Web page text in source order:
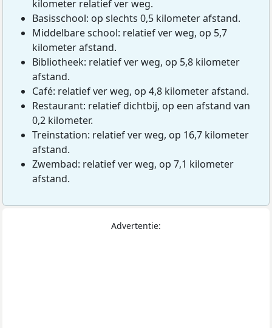
kilometer relatief ver weg.
Basisschool: op slechts 0,5 kilometer afstand.
Middelbare school: relatief ver weg, op 5,7
kilometer afstand.
Bibliotheek: relatief ver weg, op 5,8 kilometer
afstand.
Café: relatief ver weg, op 4,8 kilometer afstand.
Restaurant: relatief dichtbij, op een afstand van
0,2 kilometer.
Treinstation: relatief ver weg, op 16,7 kilometer
afstand.
Zwembad: relatief ver weg, op 7,1 kilometer
afstand.
Advertentie: